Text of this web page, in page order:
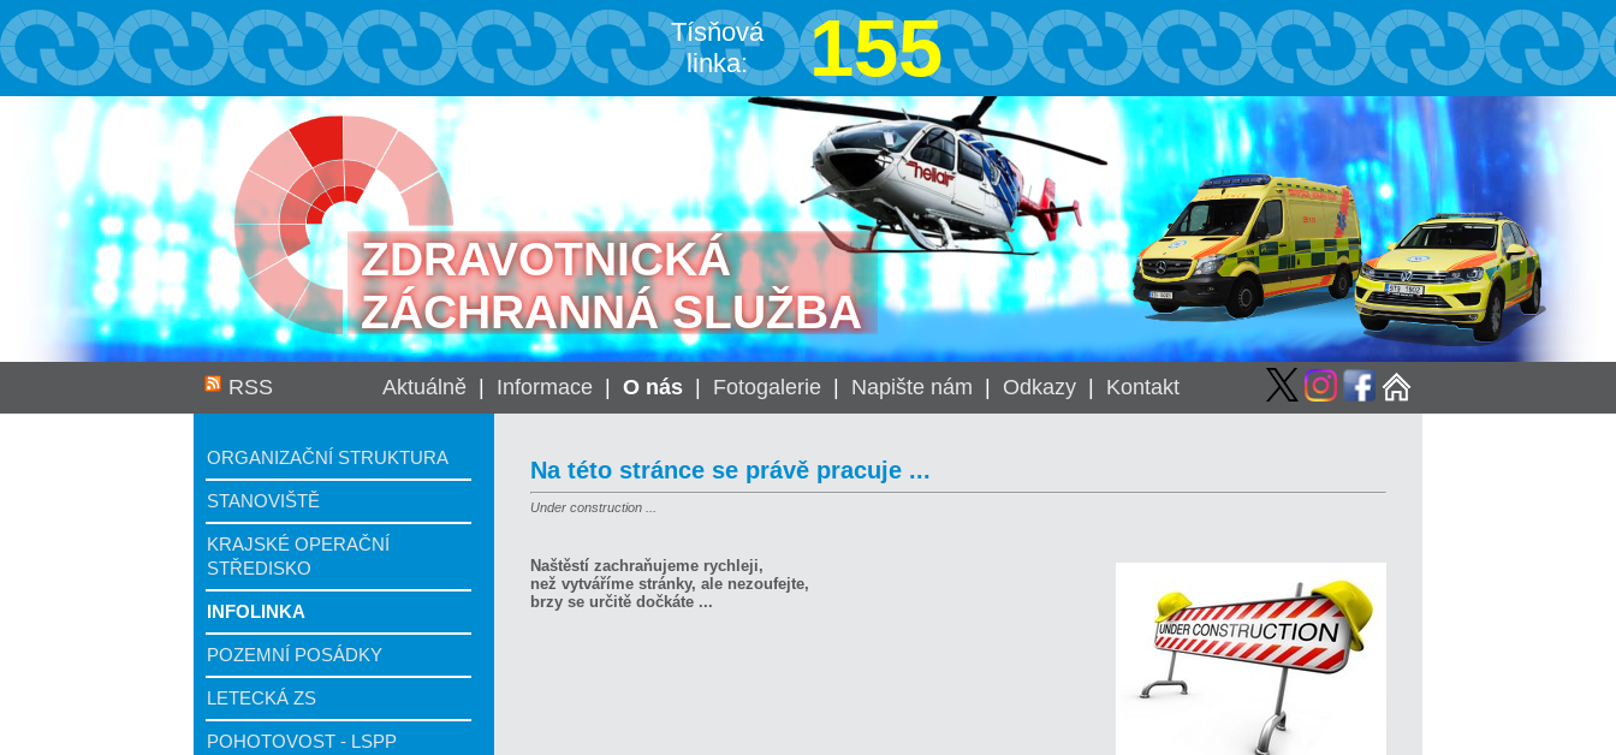
Tísňová
linka:
155
ZDRAVOTNICKÁ
ZÁCHRANNÁ SLUŽBA
RSS Aktuálně Informace O nás Fotogalerie Napište nám Odkazy Kontakt
ORGANIZAČNÍ STRUKTURA
STANOVIŠTĚ
KRAJSKÉ OPERAČNÍ
STŘEDISKO
INFOLINKA
POZEMNÍ POSÁDKY
LETECKÁ ZS
POHOTOVOST - LSPP
Na této stránce se právě pracuje ...
Under construction ...
Naštěstí zachraňujeme rychleji,
než vytváříme stránky, ale nezoufejte,
brzy se určitě dočkáte ...